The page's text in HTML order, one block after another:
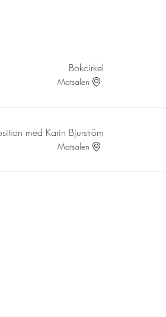
Bokcirkel
Matsalen
med Karin Bjurström.
Matsalen